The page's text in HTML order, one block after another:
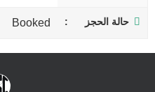
حالة الحجز Booked